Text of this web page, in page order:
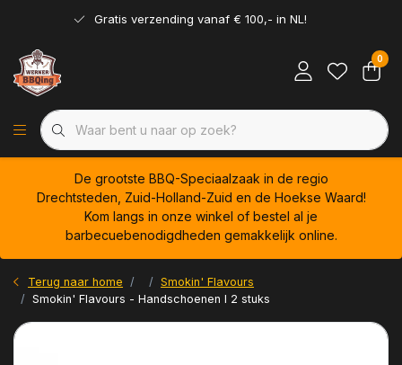
Gratis verzending vanaf € 100,- in NL!
0
De grootste BBQ-Speciaalzaak in de regio
Drechtsteden, Zuid-Holland-Zuid en de Hoekse Waard!
Kom langs in onze winkel of bestel al je
barbecuebenodigdheden gemakkelijk online.
Terug naar home
Smokin' Flavours
Smokin' Flavours - Handschoenen I 2 stuks